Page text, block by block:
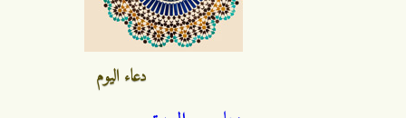
دعاء اليوم